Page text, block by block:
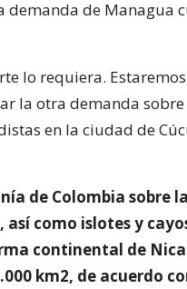
demanda de Managua
lo requiera.
la otra demanda
en la ciudad de
de Colombia sobre
así como islotes y
continental de
km2, de acuerdo